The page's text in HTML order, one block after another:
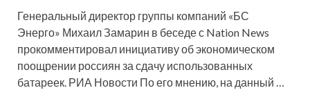
Генеральный директор группы компаний «БС
Энерго» Михаил Замарин в беседе с Nation News
прокомментировал инициативу об экономическом
поощрении россиян за сдачу использованных
батареек. РИА Новости По его мнению, на данный …